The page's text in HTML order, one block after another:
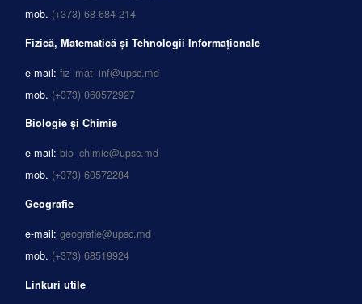
mob. (+373) 68 684 214
Fizică, Matematică și Tehnologii Informaționale
e-mail: fiz_mat_inf@upsc.md
mob. (+373) 060572927
Biologie și Chimie
e-mail: bio_chimie@upsc.md
mob. (+373) 60572284
Geografie
e-mail: geografie@upsc.md
mob. (+373) 68519924
Linkuri utile